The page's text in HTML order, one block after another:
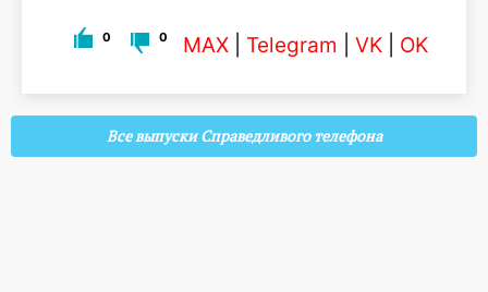
0 0 MAX Telegram VK OK
Все выпуски Справедливого телефона